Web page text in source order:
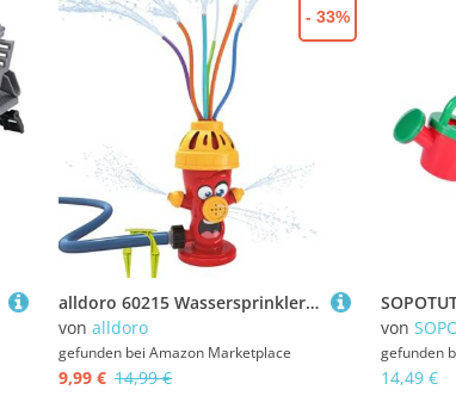
alldoro 60215 Wassersprinkler Hydrant mit spritzenden Schläuchen, Outdoor Wasser-Spielzeug für Kinder, Wasserfontäne für Sommer & Garten
von alldoro
gefunden bei Amazon Marketplace
9,99 € 14,99 €
- 33%
von
gefunden
14,49 €